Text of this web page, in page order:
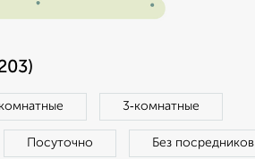
3‑комнатные
Посуточно Без посредников